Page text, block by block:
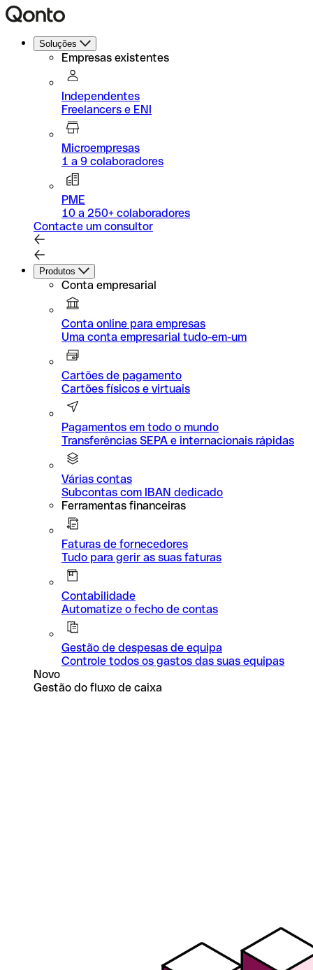
Soluções
Empresas existentes
Independentes
Freelancers e ENI
Microempresas
1 a 9 colaboradores
PME
10 a 250+ colaboradores
Contacte um consultor
Produtos
Conta empresarial
Conta online para empresas
Uma conta empresarial tudo-em-um
Cartões de pagamento
Cartões físicos e virtuais
Pagamentos em todo o mundo
Transferências SEPA e internacionais rápidas
Várias contas
Subcontas com IBAN dedicado
Ferramentas financeiras
Faturas de fornecedores
Tudo para gerir as suas faturas
Contabilidade
Automatize o fecho de contas
Gestão de despesas de equipa
Controle todos os gastos das suas equipas
Novo
Gestão do fluxo de caixa